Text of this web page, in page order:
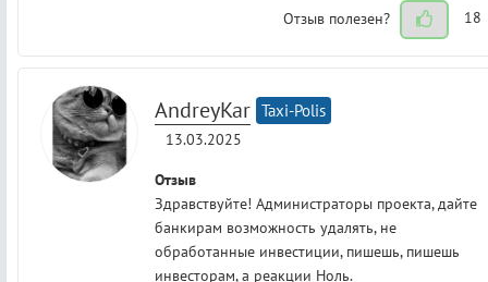
Отзыв полезен? 18
AndreyKar Taxi-Polis
13.03.2025
Отзыв
Здравствуйте! Администраторы проекта, дайте
банкирам возможность удалять, не
обработанные инвестиции, пишешь, пишешь
инвесторам, а реакции Ноль.